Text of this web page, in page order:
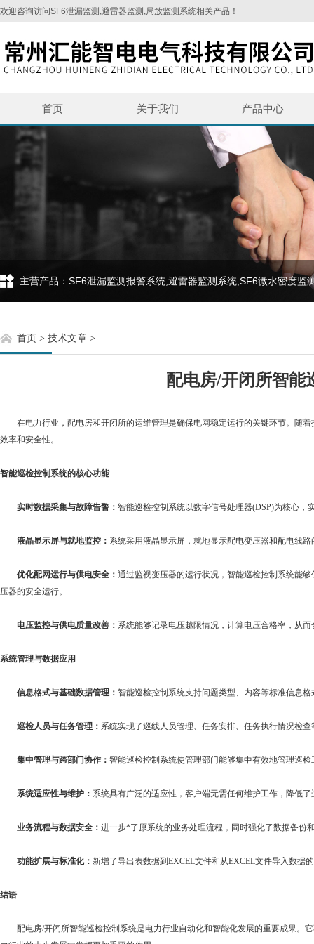
欢迎咨询访问SF6泄漏监测,避雷器监测,局放监测系统相关产品！
首页 关于我们 产品中心
首页 > 技术文章 >
配电房/开闭所智能
在电力行业，配电房和开闭所的运维管理是确保电网稳定运行的关键环节。随着
效率和安全性。
智能巡检控制系统的核心功能
实时数据采集与故障告警： 智能巡检控制系统以数字信号处理器(DSP)为核心
液晶显示屏与就地监控： 系统采用液晶显示屏，就地显示配电变压器和配电线
优化配网运行与供电安全： 通过监视变压器的运行状况，智能巡检控制系统能
压器的安全运行。
电压监控与供电质量改善： 系统能够记录电压越限情况，计算电压合格率，从
系统管理与数据应用
信息格式与基础数据管理： 智能巡检控制系统支持问题类型、内容等标准信息
巡检人员与任务管理： 系统实现了巡线人员管理、任务安排、任务执行情况检
集中管理与跨部门协作： 智能巡检控制系统使管理部门能够集中有效地管理巡
系统适应性与维护： 系统具有广泛的适应性，客户端无需任何维护工作，降低
业务流程与数据安全： 进一步*了原系统的业务处理流程，同时强化了数据备份
功能扩展与标准化： 新增了导出表数据到EXCEL文件和从EXCEL文件导入数据
结语
配电房/开闭所智能巡检控制系统是电力行业自动化和智能化发展的重要成果。